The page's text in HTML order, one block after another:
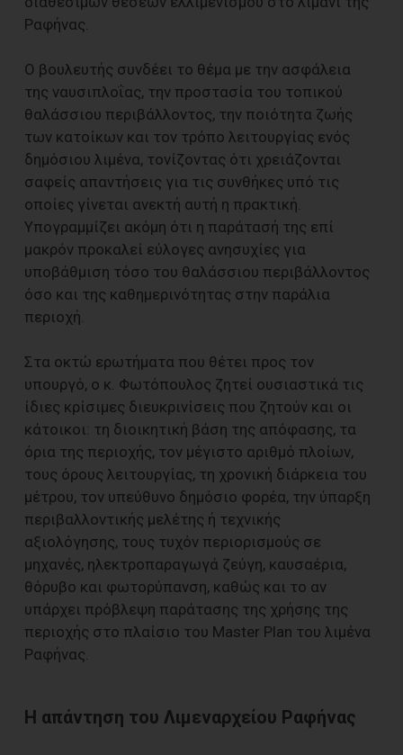
Ραφήνας.
Ο βουλευτής συνδέει το θέμα με την ασφάλεια
της ναυσιπλοΐας, την προστασία του τοπικού
θαλάσσιου περιβάλλοντος, την ποιότητα ζωής
των κατοίκων και τον τρόπο λειτουργίας ενός
δημόσιου λιμένα, τονίζοντας ότι χρειάζονται
σαφείς απαντήσεις για τις συνθήκες υπό τις
οποίες γίνεται ανεκτή αυτή η πρακτική.
Υπογραμμίζει ακόμη ότι η παράτασή της επί
μακρόν προκαλεί εύλογες ανησυχίες για
υποβάθμιση τόσο του θαλάσσιου περιβάλλοντος
όσο και της καθημερινότητας στην παράλια
περιοχή.
Στα οκτώ ερωτήματα που θέτει προς τον
υπουργό, ο κ. Φωτόπουλος ζητεί ουσιαστικά τις
ίδιες κρίσιμες διευκρινίσεις που ζητούν και οι
κάτοικοι: τη διοικητική βάση της απόφασης, τα
όρια της περιοχής, τον μέγιστο αριθμό πλοίων,
τους όρους λειτουργίας, τη χρονική διάρκεια του
μέτρου, τον υπεύθυνο δημόσιο φορέα, την ύπαρξη
περιβαλλοντικής μελέτης ή τεχνικής
αξιολόγησης, τους τυχόν περιορισμούς σε
μηχανές, ηλεκτροπαραγωγά ζεύγη, καυσαέρια,
θόρυβο και φωτορύπανση, καθώς και το αν
υπάρχει πρόβλεψη παράτασης της χρήσης της
περιοχής στο πλαίσιο του Master Plan του λιμένα
Ραφήνας.
Η απάντηση του Λιμεναρχείου Ραφήνας